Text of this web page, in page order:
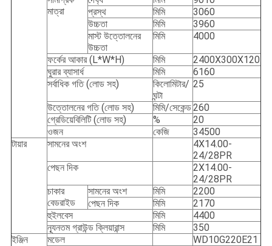
মাত্রা
প্রস্থ
মিমি
3060
উচ্চতা
মিমি
3960
মাস্ট উত্তোলনের
উচ্চতা
মিমি 4000
ফর্কের আকার (L*W*H) মিমি
2400X300X120
ঘুরার ব্যাসার্ধ
মিমি
6160
সর্বাধিক গতি (লোড সহ)
কিলোমিটার/
ঘন্টা
25
উত্তোলনের গতি (লোড সহ) মিমি/সেকেন্ড260
গ্রেডিয়েবিলিটি (লোড সহ)
%
20
ওজন
কেজি
34500
টায়ার
সামনের অংশ
4X14.00-
24/28PR
পেছন দিক
2X14.00-
24/28PR
চাকার
বেডরাইড
সামনের অংশ মিমি
2200
পেছন দিক
মিমি
2170
হুইলবেস
মিমি
4400
ন্যূনতম গ্রাউন্ড ক্লিয়ারান্স
মিমি
350
ইঞ্জিন
মডেল
WD10G220E21